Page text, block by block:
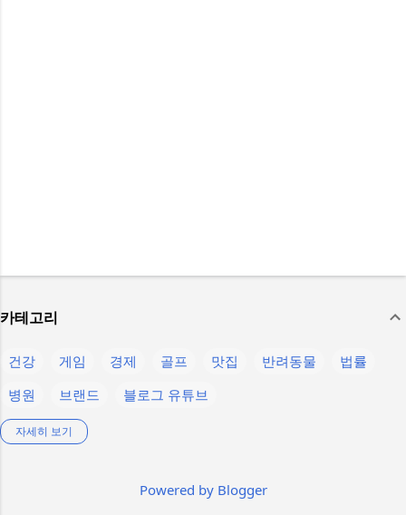
카테고리
건강 게임 경제 골프 맛집 반려동물
법률
병원
브랜드
블로그 유튜브
생활정보
스마트폰
콘텐츠 햄버거 K-pop
자세히 보기
Powered by Blogger